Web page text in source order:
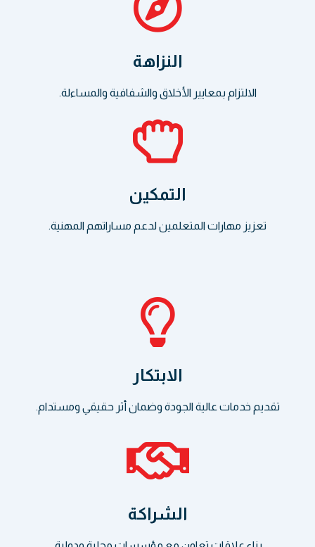
النزاهة
الالتزام بمعايير الأخلاق والشفافية والمساءلة.
التمكين
تعزيز مهارات المتعلمين لدعم مساراتهم المهنية.
الابتكار
تقديم خدمات عالية الجودة وضمان أثر حقيقي ومستدام.
الشراكة